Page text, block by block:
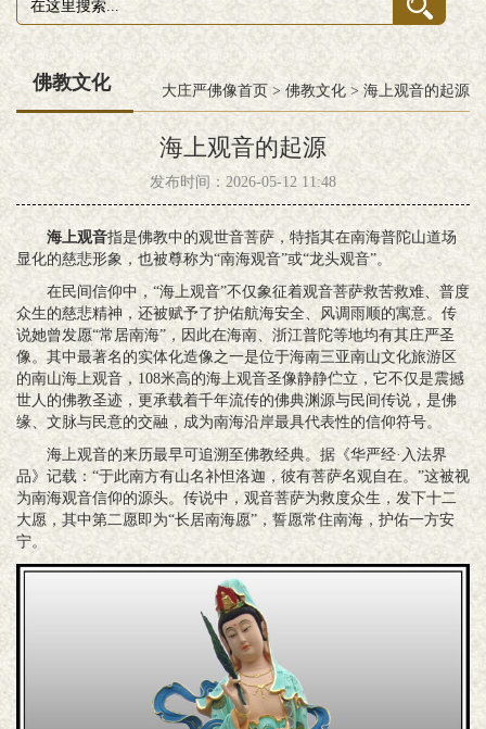
佛教文化 大庄严佛像首页 > 佛教文化 >海上观音的起源
海上观音的起源
发布时间：2026-05-12 11:48
‌海上观音‌指是佛教中的‌观世音菩萨‌，特指其在南海普陀山道场
显化的慈悲形象，也被尊称为“南海观音”或“龙头观音”。
在民间信仰中，“海上观音”不仅象征着观音菩萨‌救苦救难、普度
众生‌的慈悲精神，还被赋予了护佑航海安全、风调雨顺的寓意。传
说她曾发愿“常居南海”，因此在海南、浙江普陀等地均有其庄严圣
像。其中最著名的实体化造像之一是位于‌海南三亚南山文化旅游区‌
的‌南山海上观音‌，108米高的海上观音圣像静静伫立，它不仅是震撼
世人的佛教圣迹，更承载着千年流传的佛典渊源与民间传说，是佛
缘、文脉与民意的交融，成为南海沿岸最具代表性的信仰符号。
海上观音的来历最早可追溯至佛教经典。据《华严经·入法界
品》记载：“于此南方有山名补怛洛迦，彼有菩萨名观自在。”这被视
为南海观音信仰的源头。传说中，观音菩萨为救度众生，发下十二
大愿，其中第二愿即为“‌长居南海愿‌”，誓愿常住南海，护佑一方安
宁。